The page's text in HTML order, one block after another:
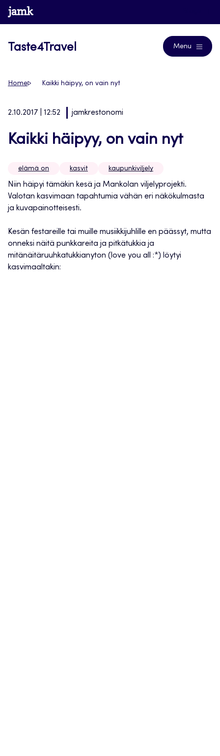
Siirry
suoraan
www.jamk.fi
Taste4Travel Menu
Home Kaikki häipyy, on vain nyt
2.10.2017 | 12:52 jamkrestonomi
Kaikki häipyy, on vain nyt
elämä on kasvit kaupunkiviljely
Niin häipyi tämäkin kesä ja Mankolan viljelyprojekti.
Valotan kasvimaan tapahtumia vähän eri näkökulmasta
ja kuvapainotteisesti.
Kesän festareille tai muille musiikkijuhlille en päässyt, mutta
onneksi näitä punkkareita ja pitkätukkia ja
mitänäitäruuhkatukkianyton (love you all :*) löytyi
kasvimaaltakin: